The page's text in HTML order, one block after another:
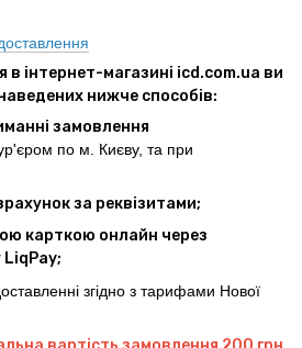
інтернет-магазині icd.com.ua ви
нижче способів:
замовлення
по м. Києву, та при
за реквізитами;
карткою онлайн через
LiqPay;
згідно з тарифами Нової